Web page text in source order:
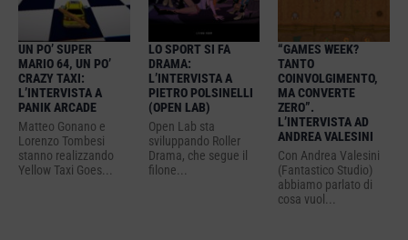
UN PO’ SUPER
MARIO 64, UN PO’
CRAZY TAXI:
L’INTERVISTA A
PANIK ARCADE
Matteo Gonano e
Lorenzo Tombesi
stanno realizzando
Yellow Taxi Goes...
LO SPORT SI FA
DRAMA:
L’INTERVISTA A
PIETRO POLSINELLI
(OPEN LAB)
Open Lab sta
sviluppando Roller
Drama, che segue il
filone...
“GAMES WEEK?
TANTO
COINVOLGIMENTO,
MA CONVERTE
ZERO”.
L’INTERVISTA AD
ANDREA VALESINI
Con Andrea Valesini
(Fantastico Studio)
abbiamo parlato di
cosa vuol...